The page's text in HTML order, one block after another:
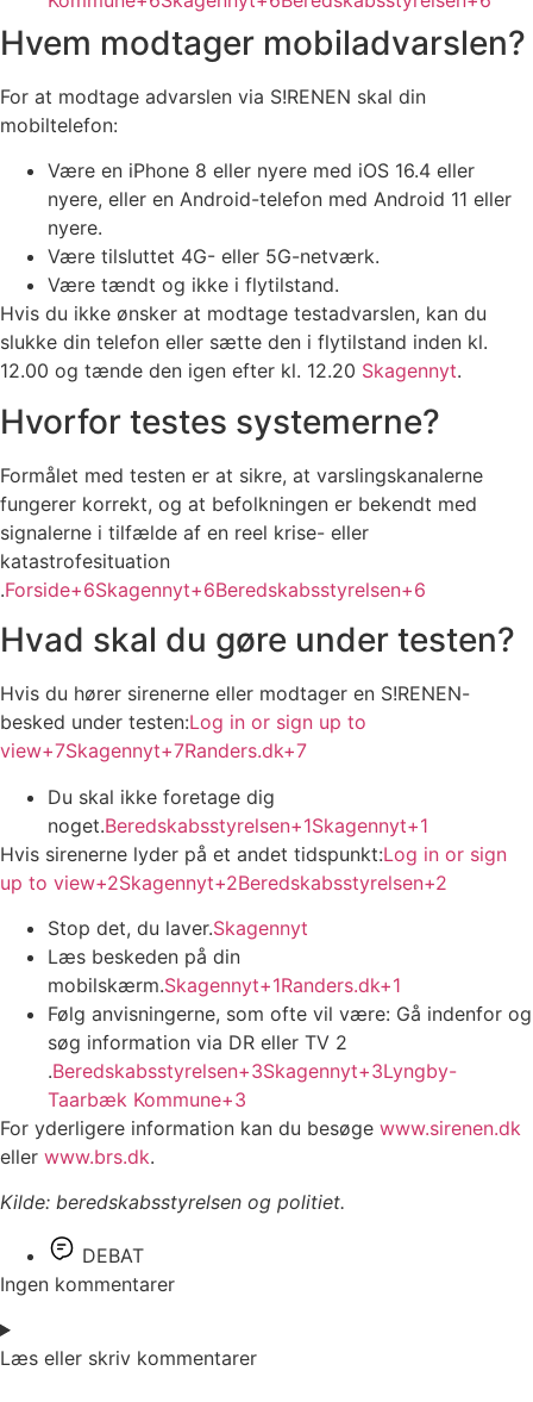
Hvem modtager mobiladvarslen?
For at modtage advarslen via S!RENEN skal din
mobiltelefon:
Være en iPhone 8 eller nyere med iOS 16.4 eller
nyere, eller en Android-telefon med Android 11 eller
nyere.
Være tilsluttet 4G- eller 5G-netværk.
Være tændt og ikke i flytilstand.
Hvis du ikke ønsker at modtage testadvarslen, kan du
slukke din telefon eller sætte den i flytilstand inden kl.
12.00 og tænde den igen efter kl. 12.20 Skagennyt.
Hvorfor testes systemerne?
Formålet med testen er at sikre, at varslingskanalerne
fungerer korrekt, og at befolkningen er bekendt med
signalerne i tilfælde af en reel krise- eller
katastrofesituation
.Forside+6Skagennyt+6Beredskabsstyrelsen+6
Hvad skal du gøre under testen?
Hvis du hører sirenerne eller modtager en S!RENEN-
besked under testen:Log in or sign up to
view+7Skagennyt+7Randers.dk+7
Du skal ikke foretage dig
noget.Beredskabsstyrelsen+1Skagennyt+1
Hvis sirenerne lyder på et andet tidspunkt:Log in or sign
up to view+2Skagennyt+2Beredskabsstyrelsen+2
Stop det, du laver.Skagennyt
Læs beskeden på din
mobilskærm.Skagennyt+1Randers.dk+1
Følg anvisningerne, som ofte vil være: Gå indenfor og
søg information via DR eller TV 2
.Beredskabsstyrelsen+3Skagennyt+3Lyngby-
Taarbæk Kommune+3
For yderligere information kan du besøge www.sirenen.dk
eller www.brs.dk.
Kilde: beredskabsstyrelsen og politiet.
DEBAT
Ingen kommentarer
Læs eller skriv kommentarer